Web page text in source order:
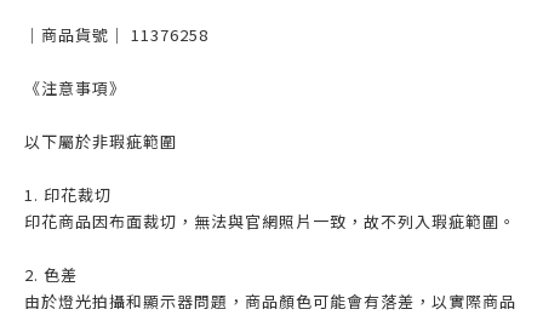
｜商品貨號｜ 11376258
《注意事項》
以下屬於非瑕疵範圍
1. 印花裁切
印花商品因布面裁切，無法與官網照片一致，故不列入瑕疵範圍。
2. 色差
由於燈光拍攝和顯示器問題，商品顏色可能會有落差，以實際商品